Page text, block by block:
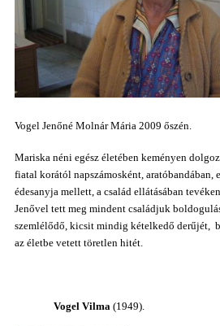
Vogel Jenőné Molnár Mária 2009 őszén.
Mariska néni egész életében keményen
fiatal korától napszámosként, aratóbandában,
édesanyja mellett, a család ellátásában
Jenővel tett meg mindent családjuk
szemlélődő, kicsit mindig kételkedő derűjét,
az életbe vetett töretlen hitét.
Vogel Vilma (1949).